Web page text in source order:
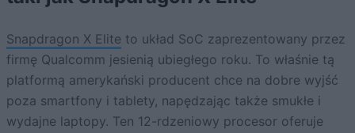
Snapdragon X Elite to układ SoC zaprezentowany przez
firmę Qualcomm jesienią ubiegłego roku. To właśnie tą
platformą amerykański producent chce na dobre wyjść
poza smartfony i tablety, napędzając także smukłe i
wydajne laptopy. Ten 12-rdzeniowy procesor oferuje